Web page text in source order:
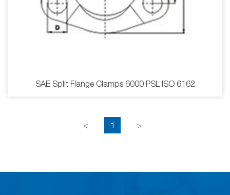
SAE Split Flange Clamps 6000 PSL ISO 6162
< 1 >